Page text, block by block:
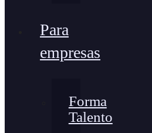
Para
empresas
Forma
Talento